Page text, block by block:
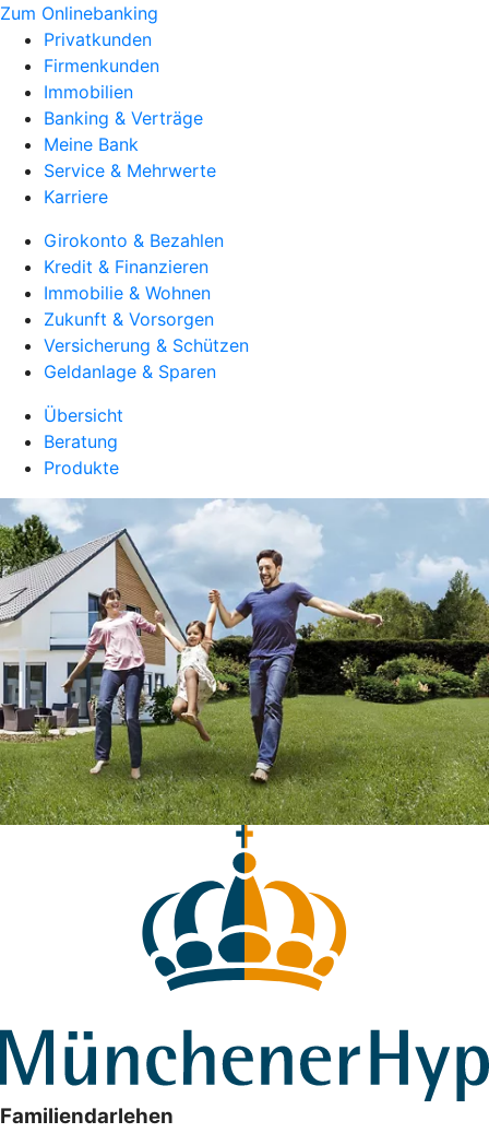
Zum Onlinebanking
Privatkunden
Firmenkunden
Immobilien
Banking & Verträge
Meine Bank
Service & Mehrwerte
Karriere
Girokonto & Bezahlen
Kredit & Finanzieren
Immobilie & Wohnen
Zukunft & Vorsorgen
Versicherung & Schützen
Geldanlage & Sparen
Übersicht
Beratung
Produkte
Familiendarlehen